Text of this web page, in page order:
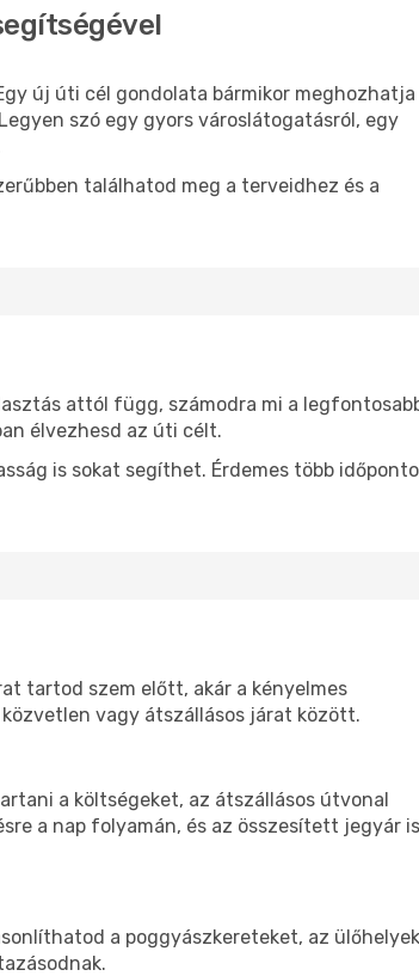
új úti cél gondolata bármikor meghozhatja
szó egy gyors városlátogatásról, egy
találhatod meg a terveidhez és a
attól függ, számodra mi a
élvezhesd az úti célt.
is sokat segíthet. Érdemes több
tartod szem előtt, akár a kényelmes
vagy átszállásos járat között.
a költségeket, az átszállásos útvonal
a nap folyamán, és az összesített jegyár is
a poggyászkereteket, az ülőhelyek